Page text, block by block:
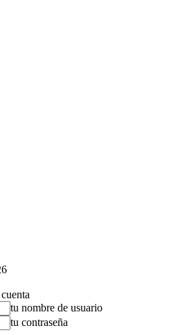
tu nombre de usuario
tu contraseña